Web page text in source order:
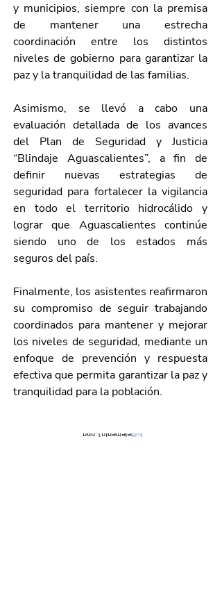
y municipios, siempre con la premisa
de mantener una estrecha
coordinación entre los distintos
niveles de gobierno para garantizar la
paz y la tranquilidad de las familias.
Asimismo, se llevó a cabo una
evaluación detallada de los avances
del Plan de Seguridad y Justicia
“Blindaje Aguascalientes”, a fin de
definir nuevas estrategias de
seguridad para fortalecer la vigilancia
en todo el territorio hidrocálido y
lograr que Aguascalientes continúe
siendo uno de los estados más
seguros del país.
Finalmente, los asistentes reafirmaron
su compromiso de seguir trabajando
coordinados para mantener y mejorar
los niveles de seguridad, mediante un
enfoque de prevención y respuesta
efectiva que permita garantizar la paz y
tranquilidad para la población.